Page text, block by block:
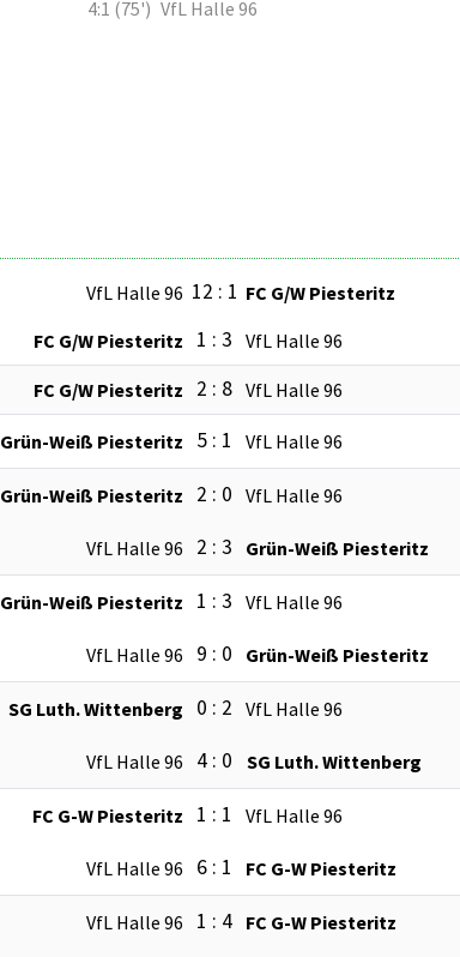
4:1 (75') VfL Halle 96
VfL Halle 96 12 : 1 FC G/W Piesteritz
FC G/W Piesteritz 1 : 3 VfL Halle 96
FC G/W Piesteritz 2 : 8 VfL Halle 96
Grün-Weiß Piesteritz 5 : 1 VfL Halle 96
Grün-Weiß Piesteritz 2 : 0 VfL Halle 96
VfL Halle 96 2 : 3 Grün-Weiß Piesteritz
Grün-Weiß Piesteritz 1 : 3 VfL Halle 96
VfL Halle 96 9 : 0 Grün-Weiß Piesteritz
SG Luth. Wittenberg 0 : 2 VfL Halle 96
VfL Halle 96 4 : 0 SG Luth. Wittenberg
FC G-W Piesteritz 1 : 1 VfL Halle 96
VfL Halle 96 6 : 1 FC G-W Piesteritz
VfL Halle 96 1 : 4 FC G-W Piesteritz